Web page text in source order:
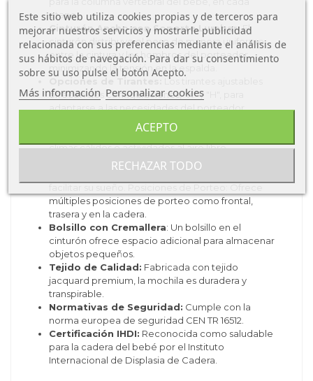
etapa.
Cinturón Ancho con Soporte Lumbar:El
cinturón distribuye el peso de manera uniforme
entre la cintura y los hombros del porteador,
minimizando la tensión en la espalda.
Opciones de Tirantes:
Los tirantes ajustables
ofrecen dos configuraciones, "X" y "H", para
adaptarse a las necesidades del porteador.
Este panel proporciona una
transpirabilidad óptima, especialmente útil en
climas cálidos o actividades al aire libre.
Capucha Incorporada:La mochila incluye una
múltiples posiciones de porteo como frontal,
trasera y en la cadera.
Bolsillo con Cremallera: Un bolsillo en el
cinturón ofrece espacio adicional para almacenar
objetos pequeños.
Tejido de Calidad: Fabricada con tejido
jacquard premium, la mochila es duradera y
transpirable.
Normativas de Seguridad: Cumple con la
norma europea de seguridad CEN TR 16512.
Certificación IHDI: Reconocida como saludable
para la cadera del bebé por el Instituto
Internacional de Displasia de Cadera.
Este sitio web utiliza cookies propias y de terceros para
mejorar nuestros servicios y mostrarle publicidad
relacionada con sus preferencias mediante el análisis de
sus hábitos de navegación. Para dar su consentimiento
sobre su uso pulse el botón Acepto.
Más información Personalizar cookies
RECHAZAR TODO
ACEPTO